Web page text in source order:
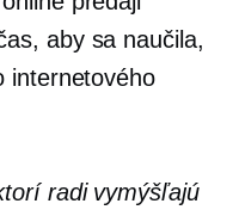
aby sa naučila,
internetového
radi vymýšľajú